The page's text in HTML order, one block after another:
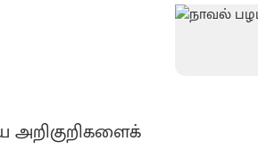
அறிகுறிகளைக்